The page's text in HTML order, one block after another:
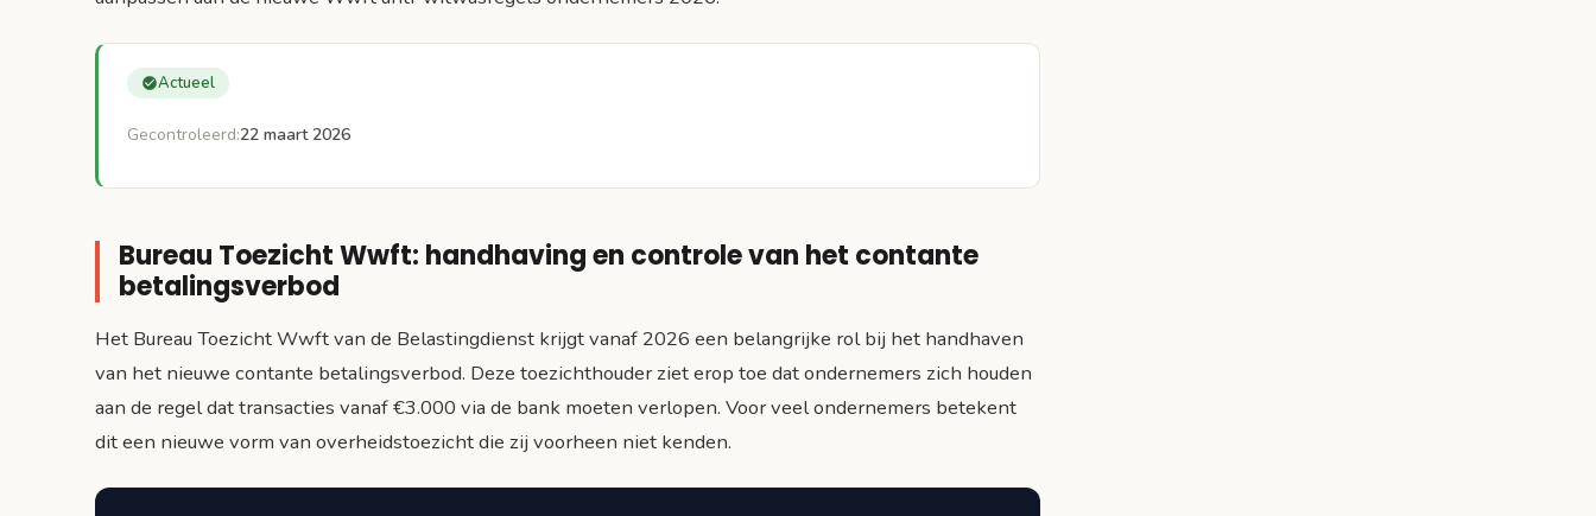
Actueel
Gecontroleerd:22 maart 2026
Bureau Toezicht Wwft: handhaving en controle van het contante
betalingsverbod
Het Bureau Toezicht Wwft van de Belastingdienst krijgt vanaf 2026 een belangrijke rol bij het handhaven
van het nieuwe contante betalingsverbod. Deze toezichthouder ziet erop toe dat ondernemers zich houden
aan de regel dat transacties vanaf €3.000 via de bank moeten verlopen. Voor veel ondernemers betekent
dit een nieuwe vorm van overheidstoezicht die zij voorheen niet kenden.